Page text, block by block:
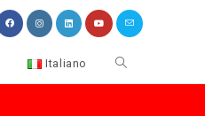
Italiano Attiva/disattiva